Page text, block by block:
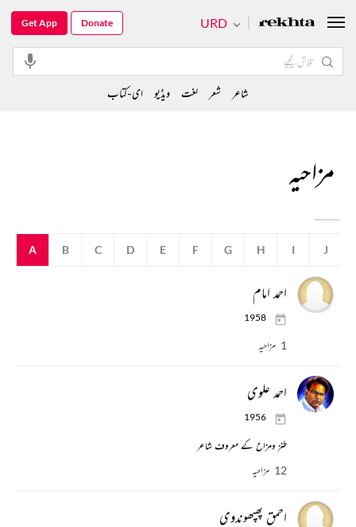
مزاحیہ
A B C D E F G H I J
احمد امام
1958
1 مزاحیہ
احمد علوی
1956
طنز ومزاح کے معروف شاعر
12 مزاحیہ
احمق پھپھوندوی
URD
Get App Donate
شاعر شعر لغت ویڈیو ای-کتاب